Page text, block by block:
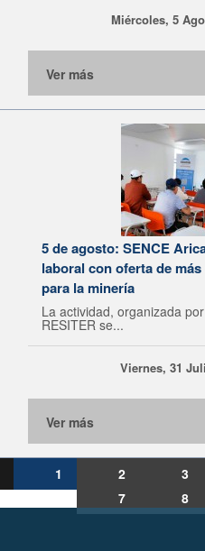
Miércoles, 5
Ver más
5 de agosto: SENCE
laboral con oferta de
para la minería
La actividad, organizada
RESITER se...
Viernes, 31
Ver más
1 2 3
7
8